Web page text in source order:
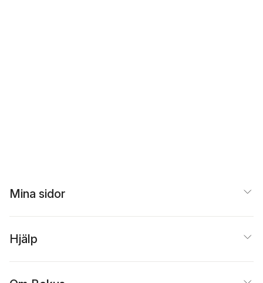
Mina sidor
Hjälp